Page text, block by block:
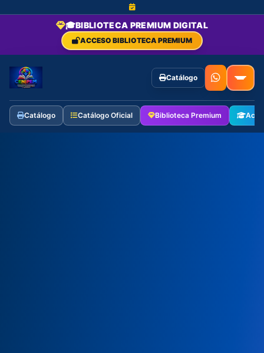
🎓BIBLIOTECA PREMIUM DIGITAL
ACCESO BIBLIOTECA PREMIUM
Catálogo
Catálogo Catálogo Oficial Biblioteca Premium